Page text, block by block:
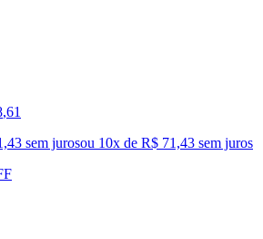
,61
sem jurosou 10x de R$ 71,43 sem juros